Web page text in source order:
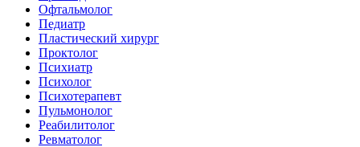
Офтальмолог
Педиатр
Пластический хирург
Проктолог
Психиатр
Психолог
Психотерапевт
Пульмонолог
Реабилитолог
Ревматолог